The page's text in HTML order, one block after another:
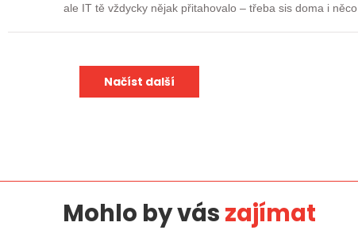
ale IT tě vždycky nějak přitahovalo – třeba sis doma i
Načíst další
Mohlo by vászajímat